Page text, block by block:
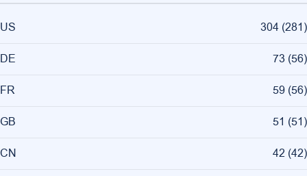
US 304 (281)
DE 73 (56)
FR 59 (56)
GB 51 (51)
CN 42 (42)